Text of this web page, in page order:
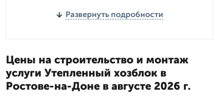
Развернуть подробности
Цены на строительство и монтаж
услуги Утепленный хозблок в
Ростове-на-Доне в августе 2026 г.